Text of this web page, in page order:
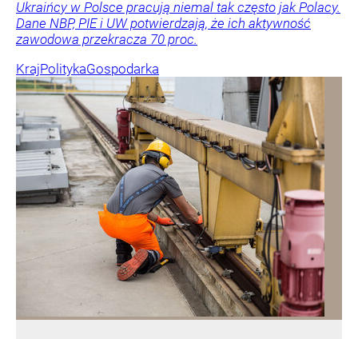
Ukraińcy w Polsce pracują niemal tak często jak Polacy.
Dane NBP, PIE i UW potwierdzają, że ich aktywność
zawodowa przekracza 70 proc.
KrajPolitykaGospodarka